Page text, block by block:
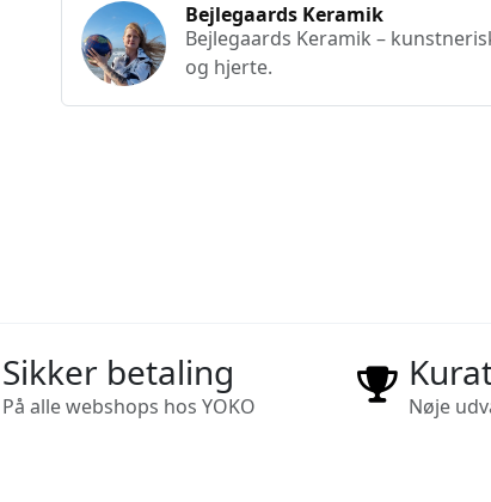
Bejlegaards Keramik
Bejlegaards Keramik –
og hjerte.
Sikker betaling
På alle webshops hos YOKO Nøje